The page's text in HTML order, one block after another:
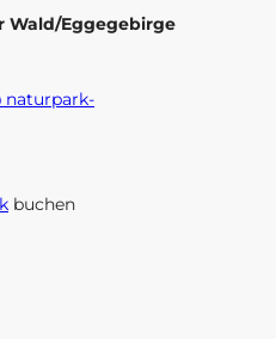
Wald/Eggegebirge
naturpark-
buchen